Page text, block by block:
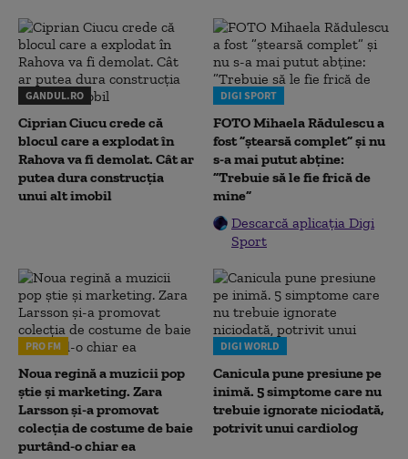
GANDUL.RO
Ciprian Ciucu crede că
blocul care a explodat în
Rahova va fi demolat. Cât ar
putea dura construcția
unui alt imobil
DIGI SPORT
FOTO Mihaela Rădulescu a
fost ”ștearsă complet” și nu
s-a mai putut abține:
”Trebuie să le fie frică de
mine”
Descarcă aplicația Digi
Sport
PRO FM
Noua regină a muzicii pop
știe și marketing. Zara
Larsson și-a promovat
colecția de costume de baie
purtând-o chiar ea
DIGI WORLD
Canicula pune presiune pe
inimă. 5 simptome care nu
trebuie ignorate niciodată,
potrivit unui cardiolog